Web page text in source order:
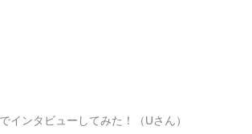
インタビューしてみた！（Uさん）